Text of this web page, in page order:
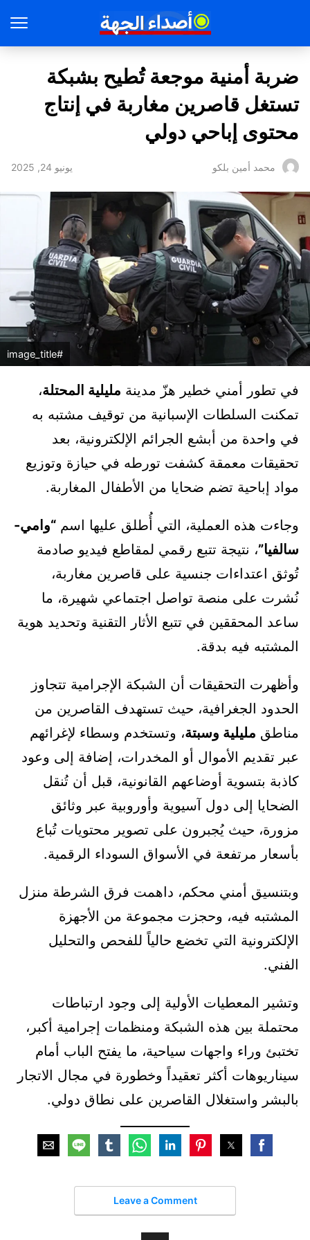
ضربة أمنية موجعة تُطيح بشبكة
تستغل قاصرين مغاربة في إنتاج
محتوى إباحي دولي
محمد أمين بلكو يونيو 24, 2025
#image_title
في تطور أمني خطير هزّ مدينة مليلية المحتلة،
تمكنت السلطات الإسبانية من توقيف مشتبه به
في واحدة من أبشع الجرائم الإلكترونية، بعد
تحقيقات معمقة كشفت تورطه في حيازة وتوزيع
مواد إباحية تضم ضحايا من الأطفال المغاربة.
وجاءت هذه العملية، التي أُطلق عليها اسم “وامي-
سالفيا”، نتيجة تتبع رقمي لمقاطع فيديو صادمة
تُوثق اعتداءات جنسية على قاصرين مغاربة،
نُشرت على منصة تواصل اجتماعي شهيرة، ما
ساعد المحققين في تتبع الأثار التقنية وتحديد هوية
المشتبه فيه بدقة.
وأظهرت التحقيقات أن الشبكة الإجرامية تتجاوز
الحدود الجغرافية، حيث تستهدف القاصرين من
مناطق مليلية وسبتة، وتستخدم وسطاء لإغرائهم
عبر تقديم الأموال أو المخدرات، إضافة إلى وعود
كاذبة بتسوية أوضاعهم القانونية، قبل أن تُنقل
الضحايا إلى دول آسيوية وأوروبية عبر وثائق
مزورة، حيث يُجبرون على تصوير محتويات تُباع
بأسعار مرتفعة في الأسواق السوداء الرقمية.
وبتنسيق أمني محكم، داهمت فرق الشرطة منزل
المشتبه فيه، وحجزت مجموعة من الأجهزة
الإلكترونية التي تخضع حالياً للفحص والتحليل
الفني.
وتشير المعطيات الأولية إلى وجود ارتباطات
محتملة بين هذه الشبكة ومنظمات إجرامية أكبر،
تختبئ وراء واجهات سياحية، ما يفتح الباب أمام
سيناريوهات أكثر تعقيداً وخطورة في مجال الاتجار
بالبشر واستغلال القاصرين على نطاق دولي.
Leave a Comment